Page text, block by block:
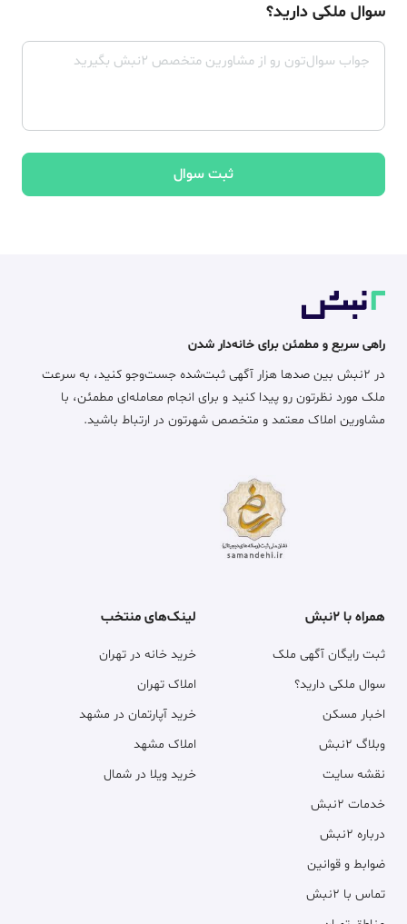
سوال ملکی دارید؟
ثبت سوال
راهی سریع و مطمئن برای خانه‌دار شدن
در ۲نبش بین صدها هزار آگهی ثبت‌شده جست‌وجو کنید، به سرعت
ملک مورد نظرتون رو پیدا کنید و برای انجام معامله‌ای مطمئن، با
مشاورین املاک معتمد و متخصص شهرتون در ارتباط باشید.
همراه با ۲نبش
ثبت رایگان آگهی ملک
سوال ملکی دارید؟
اخبار مسکن
وبلاگ ۲نبش
نقشه سایت
خدمات ۲نبش
درباره ۲نبش
ضوابط و قوانین
تماس با ۲نبش
لینک‌های منتخب
خرید خانه در تهران
املاک تهران
خرید آپارتمان در مشهد
املاک مشهد
خرید ویلا در شمال